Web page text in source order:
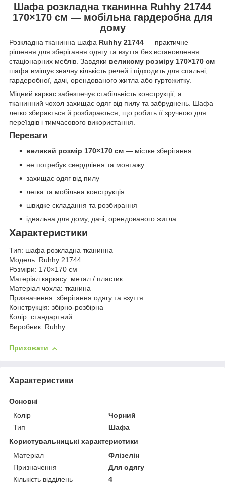
Шафа розкладна тканинна Ruhhy 21744
170×170 см — мобільна гардеробна для
дому
Розкладна тканинна шафа Ruhhy 21744 — практичне
рішення для зберігання одягу та взуття без встановлення
стаціонарних меблів. Завдяки великому розміру 170×170 см
шафа вміщує значну кількість речей і підходить для спальні,
гардеробної, дачі, орендованого житла або гуртожитку.
Міцний каркас забезпечує стабільність конструкції, а
тканинний чохол захищає одяг від пилу та забруднень. Шафа
легко збирається й розбирається, що робить її зручною для
переїздів і тимчасового використання.
Переваги
великий розмір 170×170 см — містке зберігання
не потребує свердління та монтажу
захищає одяг від пилу
легка та мобільна конструкція
швидке складання та розбирання
ідеальна для дому, дачі, орендованого житла
Характеристики
Тип: шафа розкладна тканинна
Модель: Ruhhy 21744
Розміри: 170×170 см
Матеріал каркасу: метал / пластик
Матеріал чохла: тканина
Призначення: зберігання одягу та взуття
Конструкція: збірно-розбірна
Колір: стандартний
Виробник: Ruhhy
Приховати
Характеристики
Основні
Колір
Чорний
Тип
Шафа
Користувальницькі характеристики
Матеріал
Флізелін
Призначення
Для одягу
Кількість відділень
4